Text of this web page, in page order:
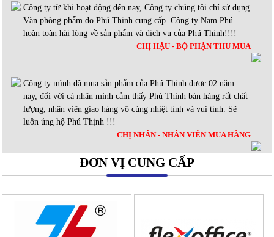
Công ty từ khi hoạt động đến nay, Công ty chúng tôi chỉ sử dụng
Văn phòng phẩm do Phú Thịnh cung cấp. Công ty Nam Phú
hoàn toàn hài lòng về sản phẩm và dịch vụ của Phú Thịnh!!!!
CHỊ HẬU - BỘ PHẬN THU MUA
Công ty mình đã mua sản phẩm của Phú Thịnh được 02 năm
nay, đối với cá nhân mình cảm thấy Phú Thịnh bán hàng rất chất
lượng, nhân viên giao hàng vô cùng nhiệt tình và vui tính. Sẽ
luôn ủng hộ Phú Thịnh !!!
CHỊ NHÂN - NHÂN VIÊN MUA HÀNG
ĐƠN VỊ CUNG CẤP